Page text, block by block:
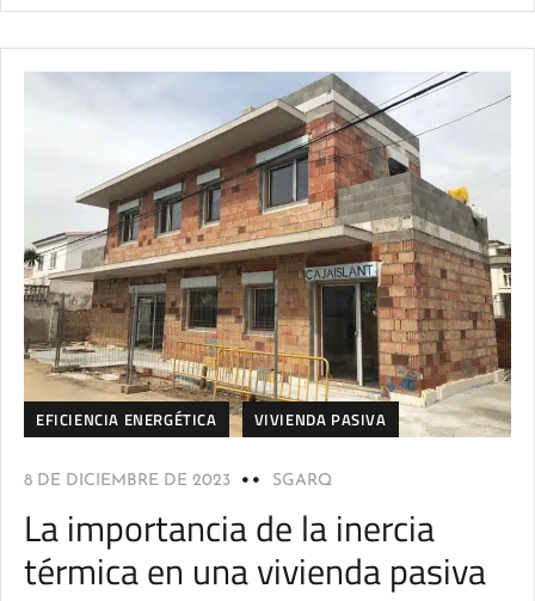
EFICIENCIA ENERGÉTICA VIVIENDA PASIVA
8 DE DICIEMBRE DE 2023 SGARQ
La importancia de la inercia
térmica en una vivienda pasiva